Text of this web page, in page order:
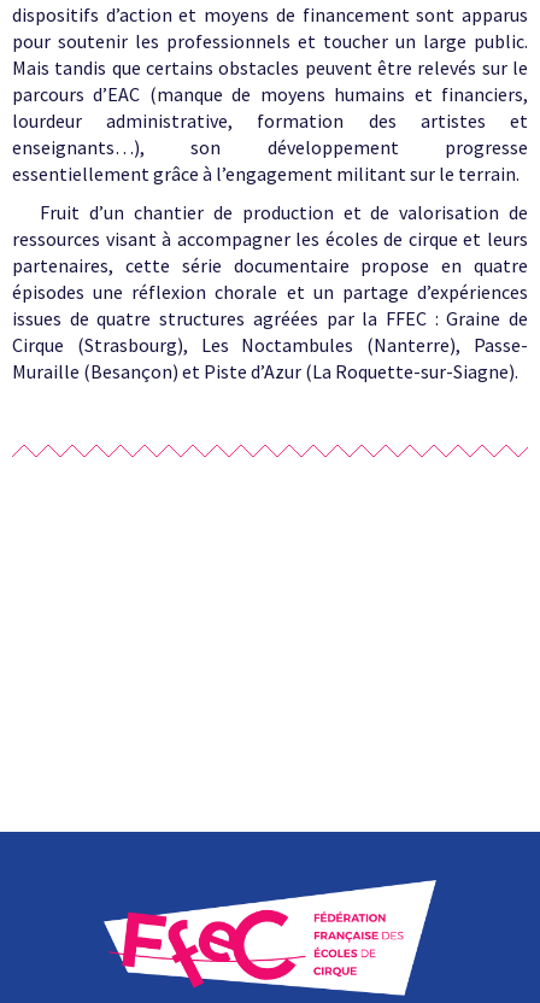
dispositifs d’action et moyens de financement sont apparus
pour soutenir les professionnels et toucher un large public.
Mais tandis que certains obstacles peuvent être relevés sur le
parcours d’EAC (manque de moyens humains et financiers,
lourdeur administrative, formation des artistes et
enseignants…), son développement progresse
essentiellement grâce à l’engagement militant sur le terrain.
Fruit d’un chantier de production et de valorisation de
ressources visant à accompagner les écoles de cirque et leurs
partenaires, cette série documentaire propose en quatre
épisodes une réflexion chorale et un partage d’expériences
issues de quatre structures agréées par la FFEC : Graine de
Cirque (Strasbourg), Les Noctambules (Nanterre), Passe-
Muraille (Besançon) et Piste d’Azur (La Roquette-sur-Siagne).